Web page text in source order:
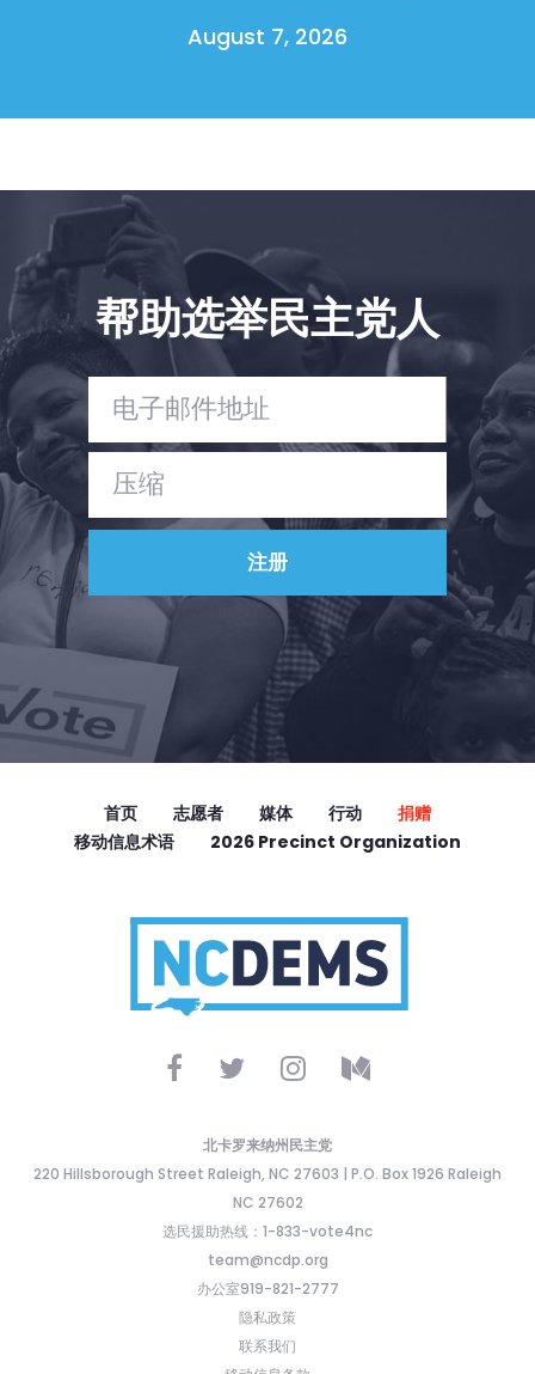
Shop
与我们合作
您的派对
行动
Vote
捐赠
August 7, 2026
帮助选举民主党人
首页 志愿者 媒体 行动
捐赠
移动信息术语
2026 Precinct Organization
北卡罗来纳州民主党
220 Hillsborough Street Raleigh, NC 27603 | P.O. Box 1926 Raleigh
NC 27602
选民援助热线：1-833-vote4nc
team@ncdp.org
办公室919-821-2777
隐私政策
联系我们